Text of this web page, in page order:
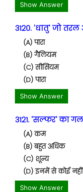
Show Answer
3120. 'धातु' जो तरल
(A) पारा
(B) गैलियम
(C) सीसियम
(D) पारा
Show Answer
3121. 'सल्फर' का
(A) कम
(B) बहुत अधिक
(C) शून्य
(D) इनमें से कोई नहीं
Show Answer